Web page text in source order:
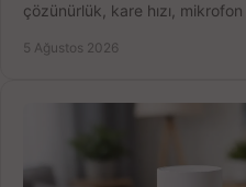
çözünürlük, kare hızı,
5 Ağustos 2026